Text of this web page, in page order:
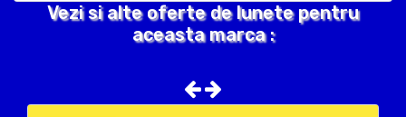
Vezi si alte oferte de lunete pentru
aceasta marca :